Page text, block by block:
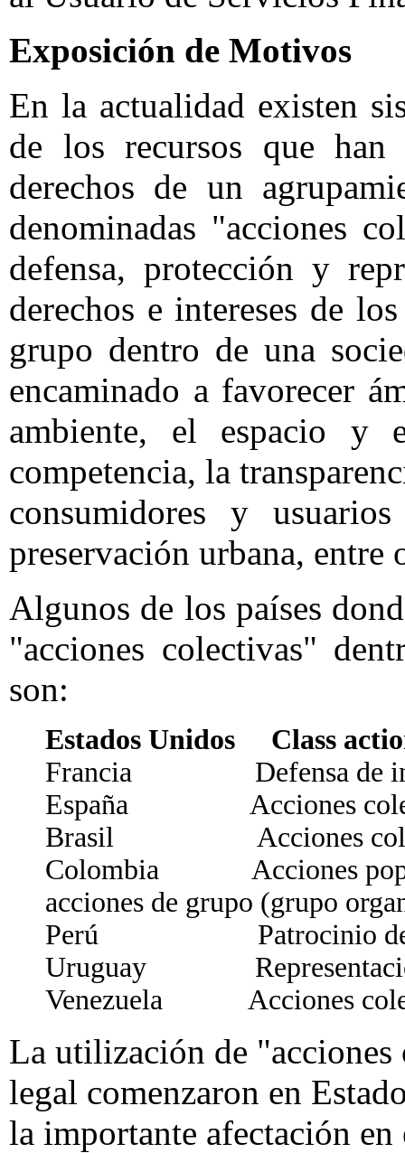
Exposición de Motivos
En la actualidad existen
de los recursos que
derechos de un
denominadas "acciones
defensa, protección y
derechos e intereses de
grupo dentro de una
encaminado a favorecer
ambiente, el espacio y
competencia, la
consumidores y
preservación urbana, entre
Algunos de los países
"acciones colectivas"
son:
Estados Unidos Class
Francia Defensa de
España Acciones
Brasil Acciones
Colombia Acciones
acciones de grupo (grupo
Perú Patrocinio de
Uruguay Representación
Venezuela Acciones
La utilización de
legal comenzaron en
la importante afectación